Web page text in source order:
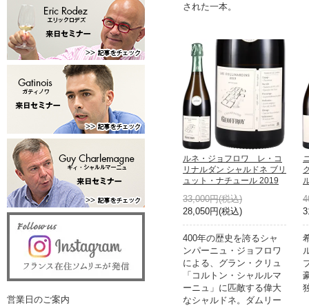
された一本。
ルネ・ジョフロワ レ・コ
リナルダン シャルドネ ブリ
ュット・ナチュール 2019
33,000円(税込)
28,050円(税込)
400年の歴史を誇るシャ
ンパーニュ・ジョフロワ
による、グラン・クリュ
「コルトン・シャルルマ
ーニュ」に匹敵する偉大
なシャルドネ。ダムリー
営業日のご案内